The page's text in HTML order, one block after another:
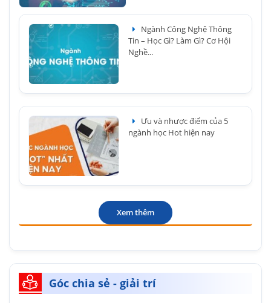
Ngành Công Nghệ Thông
Tin – Học Gì? Làm Gì? Cơ Hội
Nghề...
Ưu và nhược điểm của 5
ngành học Hot hiện nay
Xem thêm
Góc chia sẻ - giải trí